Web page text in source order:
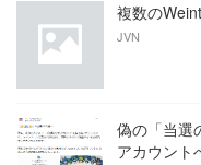
複数の
JVN
偽の「当
アカウント